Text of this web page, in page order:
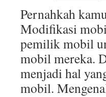
Pernahkah
Modifikasi
pemilik mobil
mobil mereka.
menjadi hal
mobil.